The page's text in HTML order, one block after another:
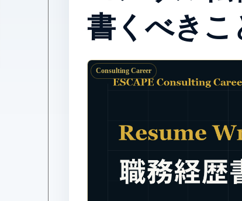
書くべきこ
Consulting Career